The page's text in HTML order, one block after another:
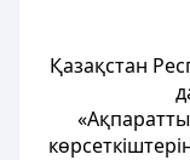
Қазақстан